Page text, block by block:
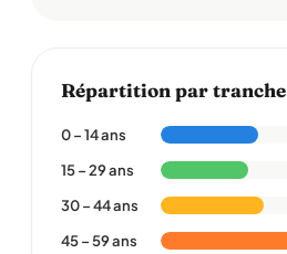
Répartition par tranche
0 – 14 ans
15 – 29 ans
30 – 44 ans
45 – 59 ans